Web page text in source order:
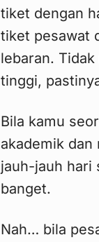
tiket dengan
tiket pesawat
lebaran.
tinggi,
Bila kamu
akademik
jauh-jauh hari
banget.
Nah… bila